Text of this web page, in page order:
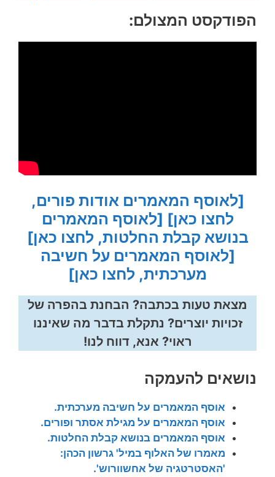
הפודקסט המצולם:
[לאוסף המאמרים אודות פורים,
לחצו כאן] [לאוסף המאמרים
בנושא קבלת החלטות, לחצו כאן]
[לאוסף המאמרים על חשיבה
מערכתית, לחצו כאן]
מצאת טעות בכתבה? הבחנת בהפרה של
זכויות יוצרים? נתקלת בדבר מה שאיננו
ראוי? אנא, דווח לנו!
נושאים להעמקה
אוסף המאמרים על חשיבה מערכתית.
אוסף המאמרים על מגילת אסתר ופורים.
אוסף המאמרים בנושא קבלת החלטות.
מאמרו של האלוף במיל' גרשון הכהן:
'האסטרטגיה של אחשוורוש'.